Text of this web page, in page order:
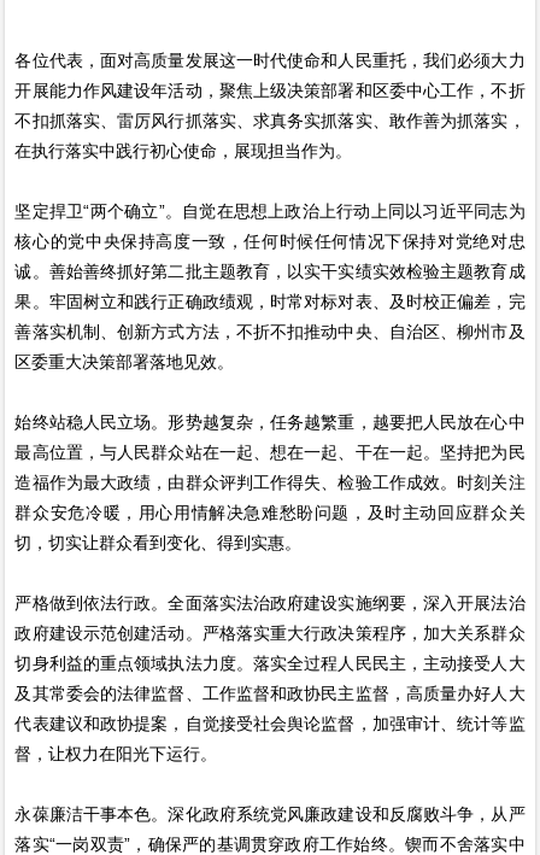
各位代表，面对高质量发展这一时代使命和人民重托，我们必须大力
开展能力作风建设年活动，聚焦上级决策部署和区委中心工作，不折
不扣抓落实、雷厉风行抓落实、求真务实抓落实、敢作善为抓落实，
在执行落实中践行初心使命，展现担当作为。
坚定捍卫“两个确立”。自觉在思想上政治上行动上同以习近平同志为
核心的党中央保持高度一致，任何时候任何情况下保持对党绝对忠
诚。善始善终抓好第二批主题教育，以实干实绩实效检验主题教育成
果。牢固树立和践行正确政绩观，时常对标对表、及时校正偏差，完
善落实机制、创新方式方法，不折不扣推动中央、自治区、柳州市及
区委重大决策部署落地见效。
始终站稳人民立场。形势越复杂，任务越繁重，越要把人民放在心中
最高位置，与人民群众站在一起、想在一起、干在一起。坚持把为民
造福作为最大政绩，由群众评判工作得失、检验工作成效。时刻关注
群众安危冷暖，用心用情解决急难愁盼问题，及时主动回应群众关
切，切实让群众看到变化、得到实惠。
严格做到依法行政。全面落实法治政府建设实施纲要，深入开展法治
政府建设示范创建活动。严格落实重大行政决策程序，加大关系群众
切身利益的重点领域执法力度。落实全过程人民民主，主动接受人大
及其常委会的法律监督、工作监督和政协民主监督，高质量办好人大
代表建议和政协提案，自觉接受社会舆论监督，加强审计、统计等监
督，让权力在阳光下运行。
永葆廉洁干事本色。深化政府系统党风廉政建设和反腐败斗争，从严
落实“一岗双责”，确保严的基调贯穿政府工作始终。锲而不舍落实中